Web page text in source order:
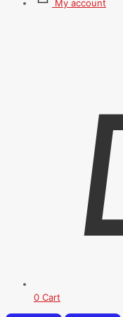
My account
0 Cart